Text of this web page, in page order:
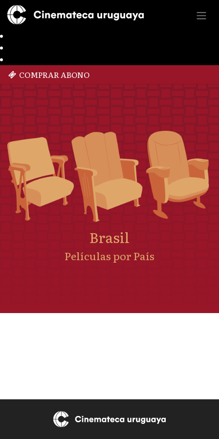
COMPRAR ABONO
Brasil
Películas por País